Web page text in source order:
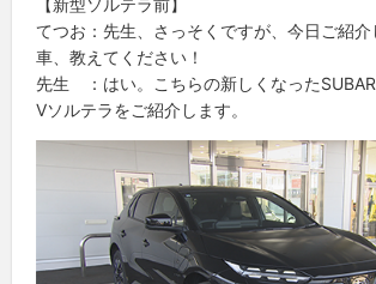
【新型ソルテラ前】
てつお：先生、さっそくですが、今日ご紹介
車、教えてください！
先生 ：はい。こちらの新しくなった
Vソルテラをご紹介します。